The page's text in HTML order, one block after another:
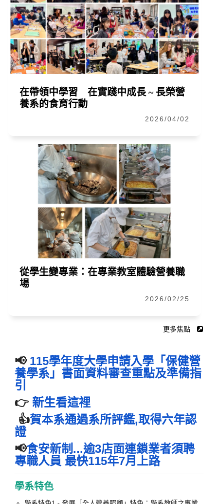
在帶領中學習 在實踐中成長 ~ 長榮營
養系的食育行動
2026/04/02
從學生變專業：在專業教室體驗營養職
場
2026/02/25
更多焦點
📢 115學年度大學申請入學「保健營
養學系」書面資料審查重點及準備指
引
👉 新生看這裡
👍賀本系通過系所評鑑,取得六年認
證
📢食安新制...逾3店面連鎖業者須聘
專職人員 最快115年7月上路
學系特色